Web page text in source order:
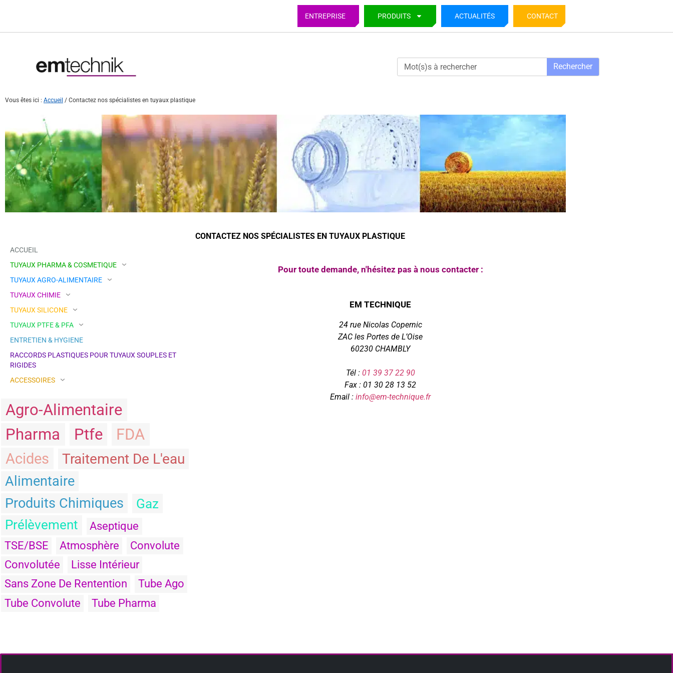
ENTREPRISE PRODUITS ACTUALITÉS CONTACT
Rechercher
Vous êtes ici : Accueil / Contactez nos spécialistes en tuyaux plastique
ACCUEIL
TUYAUX PHARMA & COSMETIQUE
TUYAUX AGRO-ALIMENTAIRE
TUYAUX CHIMIE
TUYAUX SILICONE
TUYAUX PTFE & PFA
ENTRETIEN & HYGIENE
RACCORDS PLASTIQUES POUR TUYAUX SOUPLES ET
RIGIDES
ACCESSOIRES
Agro-Alimentaire
Pharma
Ptfe FDA
Acides Traitement De L'eau
Alimentaire
Produits Chimiques
Gaz
Prélèvement
Aseptique
TSE/BSE
Atmosphère
Convolute
Convolutée
Lisse Intérieur
Sans Zone De Rentention
Tube Ago
Tube Convolute
Tube Pharma
CONTACTEZ NOS SPÉCIALISTES EN TUYAUX PLASTIQUE
Pour toute demande, n'hésitez pas à nous contacter :
EM TECHNIQUE
24 rue Nicolas Copernic
ZAC les Portes de L’Oise
60230 CHAMBLY
Tél : 01 39 37 22 90
Fax : 01 30 28 13 52
Email :info@em-technique.fr